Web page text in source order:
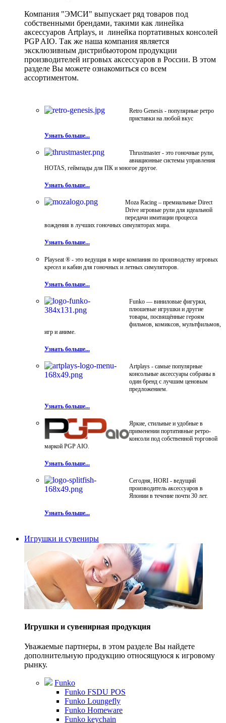
Компания "ЭМСИ" выпускает ряд товаров под
собственными брендами, такими как линейка
аксессуаров Artplays, и линейка портативных консолей
PGP AIO. Так же наша компания является
эксклюзивным дистрибьютором продукции
производителей игровых аксессуаров в России. В этом
разделе Вы можете ознакомиться со всем
ассортиментом.
Retro Genesis - популярные ретро
приставки на любой вкус
Узнать больше...
Thrustmaster - это гоночные рули,
авиационные системы управления
HOTAS, геймпады для ПК и многое другое.
Узнать больше...
Moza Racing – премиальные Direct
Drive игровые рули для идеальной
передачи имитации процесса
вождения в лучших гоночных симуляторах мира.
Узнать больше...
Playseat ® - это ведущая в мире компания по производству игровых
кресел и кабин для гоночных и летных симуляторов.
Узнать больше...
Funko — виниловые фигурки,
плюшевые игрушки и другие
товары, посвящённые героям
фильмов, комиксов, мультфильмов,
игр и аниме.
Узнать больше...
Artplays - самые популярные
консольные аксессуары собраны в
один бренд с лучшим ценовым
предложением.
Узнать больше...
Яркие, стильные и удобные в
применении портативные ретро-
консоли под собственной торговой
маркой PGP AIO.
Узнать больше...
Сегодня, HORI - ведущий
производитель аксессуаров в
Японии в течение почти 30 лет.
Узнать больше...
Игрушки и сувениры
Игрушки и сувенирная продукция
Уважаемые партнеры, в этом разделе Вы найдете
дополнительную продукцию относящуюся к игровому
рынку.
Funko
Funko FSDU POS
Funko Loungefly
Funko Homeware
Funko keychain